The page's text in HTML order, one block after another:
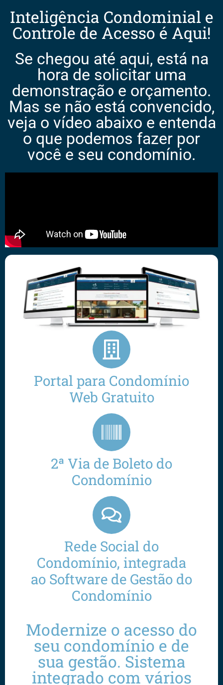
Inteligência Condominial e
Controle de Acesso é Aqui!
Se chegou até aqui, está na
hora de solicitar uma
demonstração e orçamento.
Mas se não está convencido,
veja o vídeo abaixo e entenda
o que podemos fazer por
você e seu condomínio.
Portal para Condomínio
Web Gratuito
2ª Via de Boleto do
Condomínio
Rede Social do
Condomínio, integrada
ao Software de Gestão do
Condomínio
Modernize o acesso do
seu condomínio e de
sua gestão. Sistema
integrado com vários